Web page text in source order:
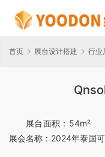
首页 展台设计搭建 行业
展台面积：54m²
展会名称：2024年泰国